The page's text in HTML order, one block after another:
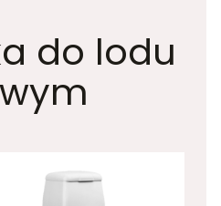
do lodu